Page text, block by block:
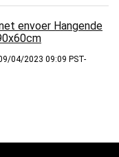
envoer Hangende
04/2023 09:09 PST-